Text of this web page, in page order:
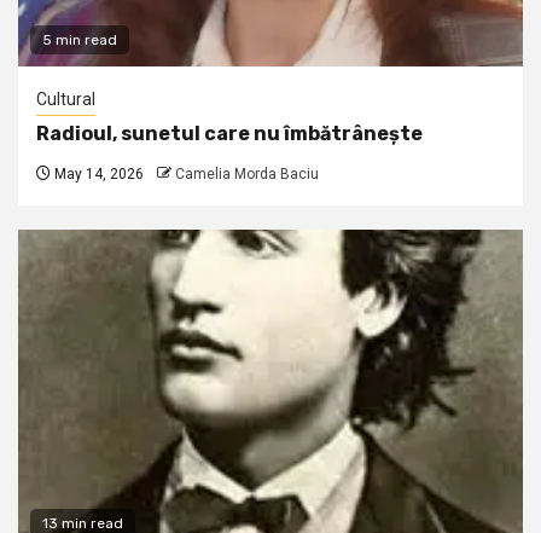
5 min read
Cultural
Radioul, sunetul care nu îmbătrânește
May 14, 2026 Camelia Morda Baciu
13 min read